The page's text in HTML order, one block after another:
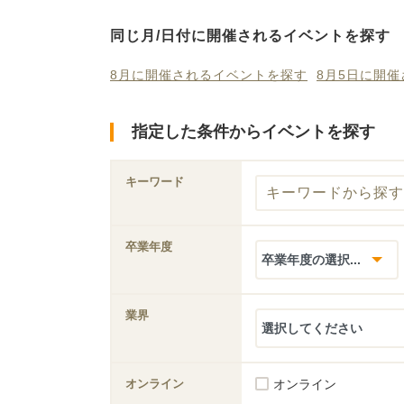
同じ月/日付に開催されるイベントを探す
8月に開催されるイベントを探す 8月5日に開催
指定した条件からイベントを探す
キーワード
卒業年度
業界
オンライン オンライン